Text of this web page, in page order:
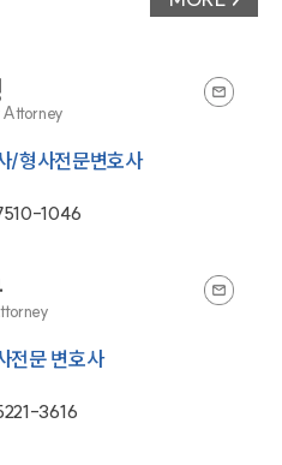
변호사 페
Attorney
/형사전문변호사
1046
전문 변호사
3616